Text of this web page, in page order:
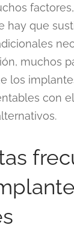
hay que
muchos
los
con